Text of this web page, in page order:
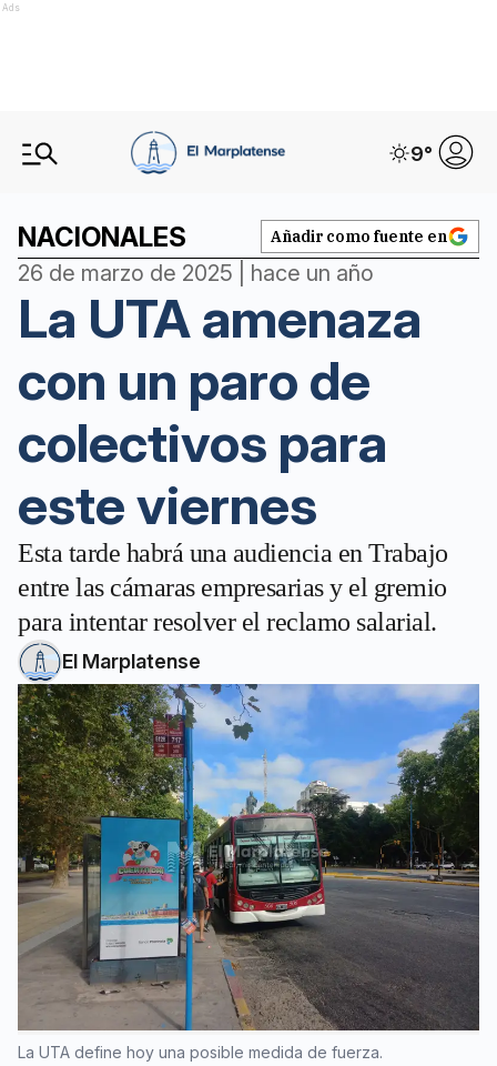
Ads
9°
NACIONALES Añadir como fuente en
26 de marzo de 2025 | hace un año
La UTA amenaza
con un paro de
colectivos para
este viernes
Esta tarde habrá una audiencia en Trabajo
entre las cámaras empresarias y el gremio
para intentar resolver el reclamo salarial.
El Marplatense
La UTA define hoy una posible medida de fuerza.